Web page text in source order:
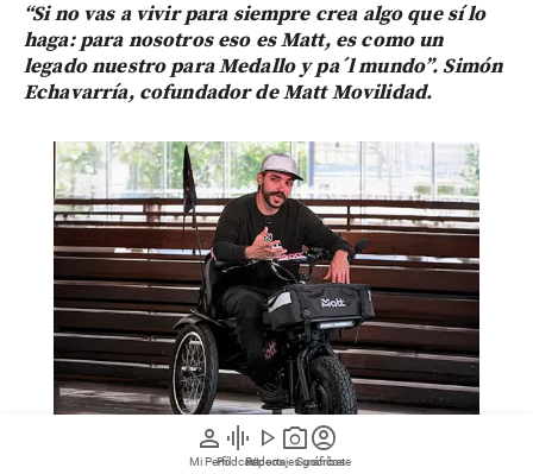
person
Mi Perfil
graphic_eq
Pódcast
play_arrow
Videos
photo_camera
Reportajes gráficos
account_circle
Suscríbete
“Si no vas a vivir para siempre crea algo que sí lo
haga: para nosotros eso es Matt, es como un
legado nuestro para Medallo y pa´l mundo”. Simón
Echavarría, cofundador de Matt Movilidad.
Luz María Sierra, directora de EL COLOMBIANO, en